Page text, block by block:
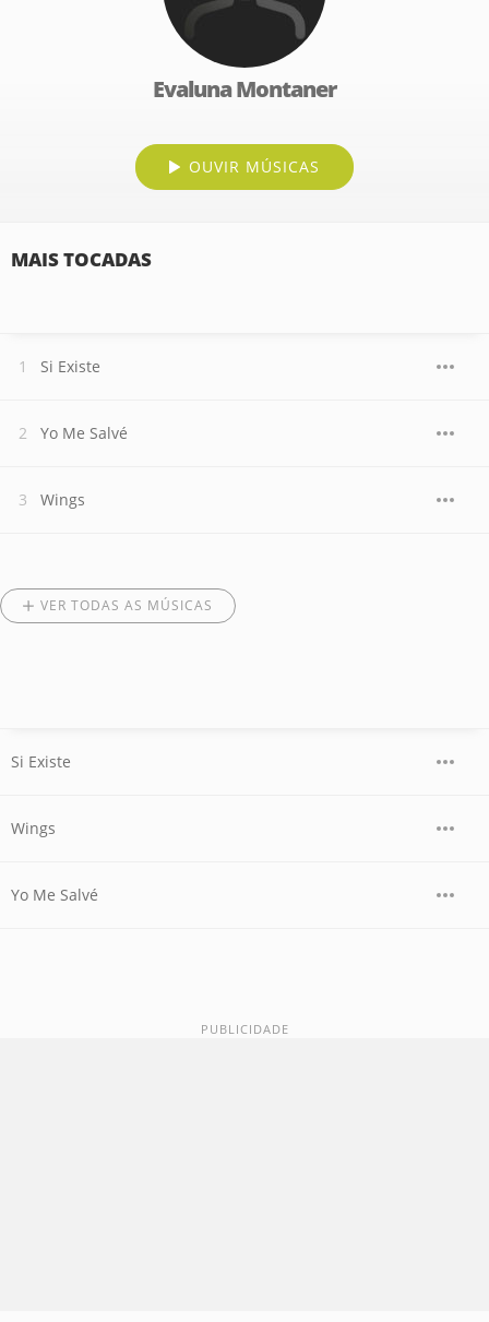
Evaluna Montaner
OUVIR MÚSICAS
MAIS TOCADAS
Si Existe
Yo Me Salvé
Wings
VER TODAS AS MÚSICAS
Si Existe
Wings
Yo Me Salvé